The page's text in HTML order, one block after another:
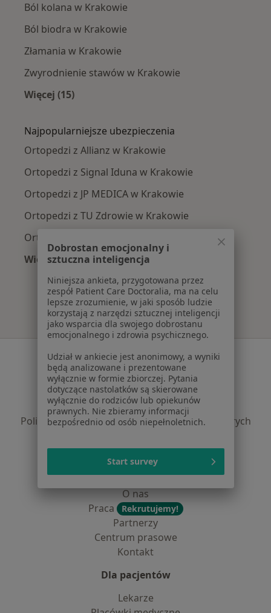
Ból kolana w Krakowie
Ból biodra w Krakowie
Złamania w Krakowie
Zwyrodnienie stawów w Krakowie
Więcej (15)
Najpopularniejsze ubezpieczenia
Ortopedzi z Allianz w Krakowie
Ortopedzi z Signal Iduna w Krakowie
Ortopedzi z JP MEDICA w Krakowie
Ortopedzi z TU Zdrowie w Krakowie
Ortopedzi z Świat Zdrowia w Krakowie
Więcej (12)
Serwis
Regulamin
Polityka prywatności pacjentów
Polityka prywatności profesjonalistów
Polityka prywatności dla profesjonalistów, których
Polityka cookies
Jak działają wyniki wyszukiwania
Dostępność
O nas
Praca
Rekrutujemy!
Partnerzy
Centrum prasowe
Kontakt
Dla pacjentów
Lekarze
Dobrostan emocjonalny i
sztuczna inteligencja
Niniejsza ankieta, przygotowana przez
zespół Patient Care Doctoralia, ma na celu
lepsze zrozumienie, w jaki sposób ludzie
korzystają z narzędzi sztucznej inteligencji
jako wsparcia dla swojego dobrostanu
emocjonalnego i zdrowia psychicznego.
Udział w ankiecie jest anonimowy, a wyniki
będą analizowane i prezentowane
wyłącznie w formie zbiorczej. Pytania
dotyczące nastolatków są skierowane
wyłącznie do rodziców lub opiekunów
prawnych. Nie zbieramy informacji
bezpośrednio od osób niepełnoletnich.
Start survey